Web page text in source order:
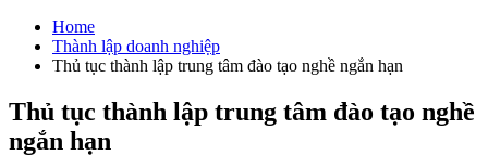
Home
Thành lập doanh nghiệp
Thủ tục thành lập trung tâm đào tạo nghề ngắn hạn
Thủ tục thành lập trung tâm đào tạo nghề
ngắn hạn